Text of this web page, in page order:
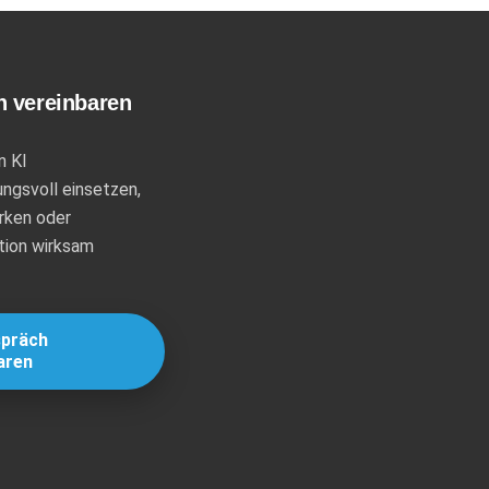
vereinbaren
KI
einsetzen,
oder
wirksam